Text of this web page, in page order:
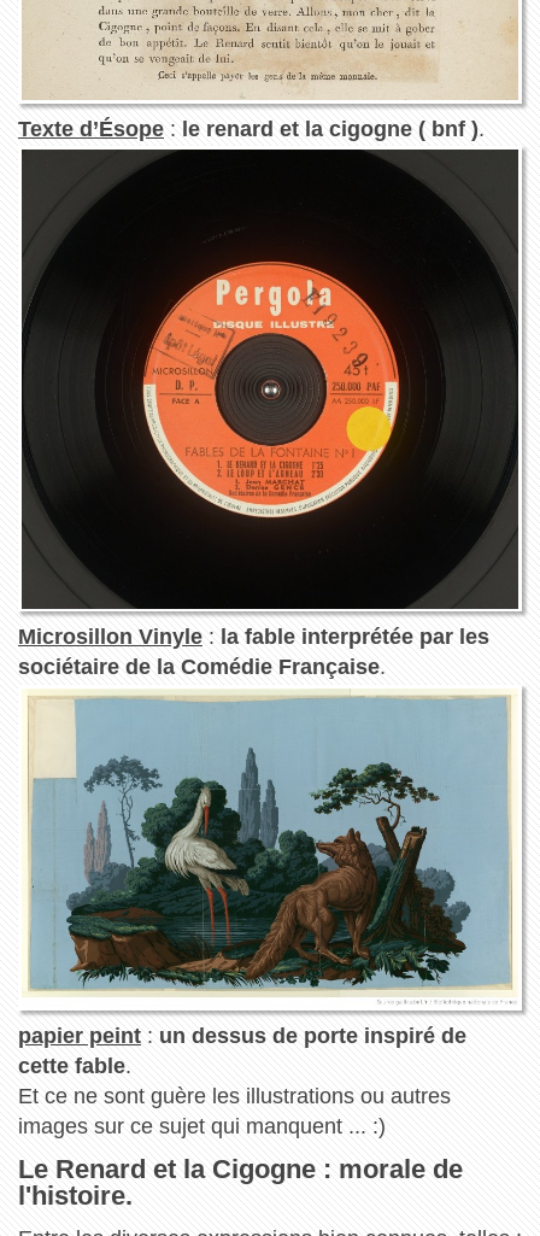
Texte d’Ésope: le renard et la cigogne ( bnf ).
Microsillon Vinyle: la fable interprétée par les
sociétaire de la Comédie Française.
papier peint: un dessus de porte inspiré de
cette fable.
Et ce ne sont guère les illustrations ou autres
images sur ce sujet qui manquent ... :)
Le Renard et la Cigogne : morale de
l'histoire.